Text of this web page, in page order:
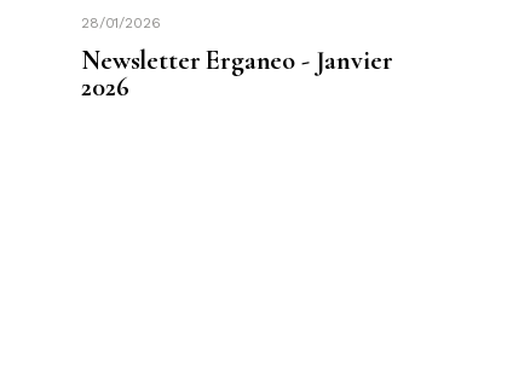
28/01/2026
Newsletter Erganeo - Janvier
2026